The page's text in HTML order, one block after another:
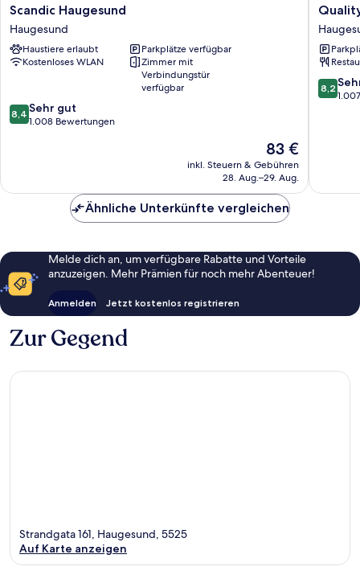
Scandic
Haugesund
Haugesund
Scandic Haugesund
Haugesund
Haustiere erlaubt
Parkplätze verfügbar
Kostenloses WLAN
Zimmer mit
Verbindungstür
verfügbar
8.4
von
Bewertungen
8,4 Sehr gut
1.008 Bewertungen
Der
Preis
beträgt
83 €
inkl. Steuern & Gebühren
28. Aug.–29. Aug.
Quality
Hotel
Maritim
8.2
von
8,2
Ähnliche Unterkünfte vergleichen
Melde dich an, um verfügbare Rabatte und Vorteile
anzuzeigen. Mehr Prämien für noch mehr Abenteuer!
Anmelden Jetzt kostenlos registrieren
Zur Gegend
Strandgata 161, Haugesund, 5525
Auf Karte anzeigen